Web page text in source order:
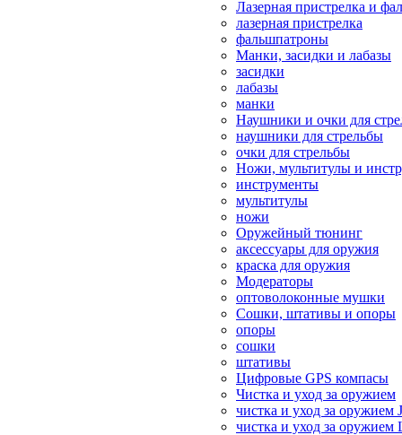
Лазерная пристрелка и
лазерная пристрелка
фальшпатроны
Манки, засидки и лабазы
засидки
лабазы
манки
Наушники и очки для
наушники для стрельбы
очки для стрельбы
Ножи, мультитулы и
инструменты
мультитулы
ножи
Оружейный тюнинг
аксессуары для оружия
краска для оружия
Модераторы
оптоволоконные мушки
Сошки, штативы и опоры
опоры
сошки
штативы
Цифровые GPS компасы
Чистка и уход за оружием
чистка и уход за оружием
чистка и уход за оружием